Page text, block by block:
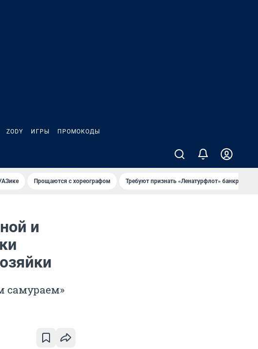
ZODY ИГРЫ ПРОМОКОДЫ
Прощаются с хореографом Требуют признать «Ленатурфлот» банкротом
и
самураем»